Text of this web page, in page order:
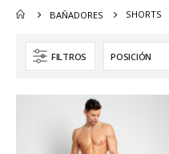
BAÑADORES SHORTS
FILTROS